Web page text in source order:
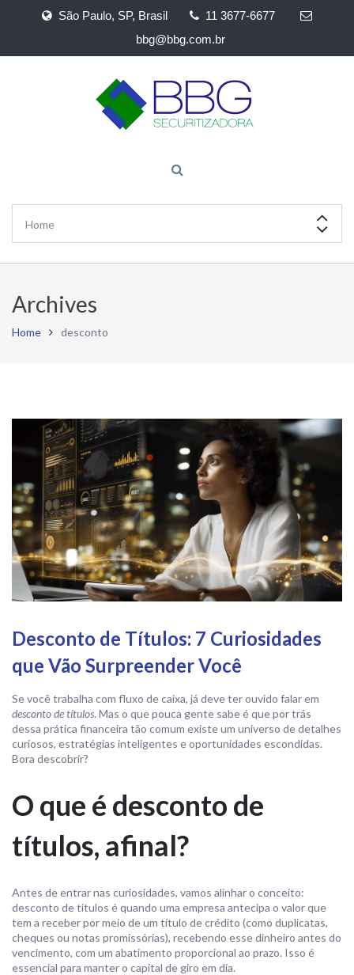
São Paulo, SP, Brasil
11 3677-6677
bbg@bbg.com.br
Archives
Home desconto
Desconto de Títulos: 7 Curiosidades
que Vão Surpreender Você
Se você trabalha com fluxo de caixa, já deve ter ouvido falar em
desconto de títulos. Mas o que pouca gente sabe é que por trás
dessa prática financeira tão comum existe um universo de detalhes
curiosos, estratégias inteligentes e oportunidades escondidas.
Bora descobrir?
O que é desconto de
títulos, afinal?
Antes de entrar nas curiosidades, vamos alinhar o conceito:
desconto de títulos é quando uma empresa antecipa o valor que
tem a receber por meio de um título de crédito (como duplicatas,
cheques ou notas promissórias), recebendo esse dinheiro antes do
vencimento, com um abatimento proporcional ao prazo. Isso é
essencial para manter o capital de giro em dia.